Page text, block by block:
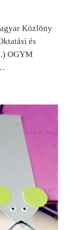
Közlöny
és
OGYM